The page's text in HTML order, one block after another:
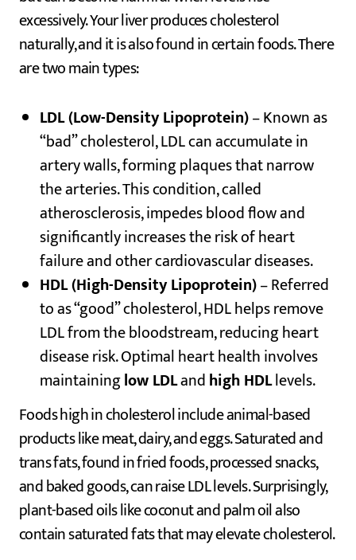
excessively. Your liver produces cholesterol
naturally, and it is also found in certain foods. There
are two main types:
LDL (Low-Density Lipoprotein)– Known as
“bad” cholesterol, LDL can accumulate in
artery walls, forming plaques that narrow
the arteries. This condition, called
atherosclerosis, impedes blood flow and
significantly increases the risk of heart
failure and other cardiovascular diseases.
HDL (High-Density Lipoprotein)– Referred
to as “good” cholesterol, HDL helps remove
LDL from the bloodstream, reducing heart
disease risk. Optimal heart health involves
maintaininglow LDLandhigh HDLlevels.
Foods high in cholesterol include animal-based
products like meat, dairy, and eggs. Saturated and
trans fats, found in fried foods, processed snacks,
and baked goods, can raise LDL levels. Surprisingly,
plant-based oils like coconut and palm oil also
contain saturated fats that may elevate cholesterol.